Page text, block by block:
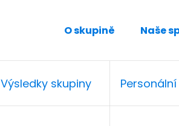
O skupině Naše
Výsledky skupiny Personální